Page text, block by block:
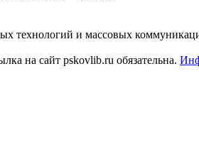
технологий и массовых
на сайт pskovlib.ru обязательна.